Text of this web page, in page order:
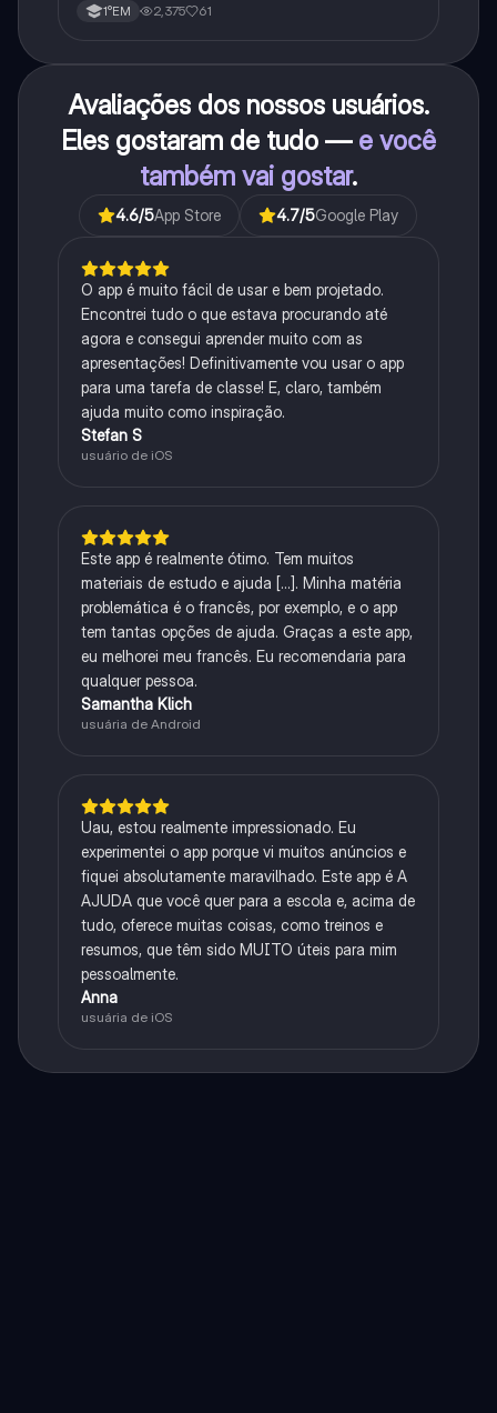
1°EM 2,375 61
Avaliações dos nossos usuários.
Eles gostaram de tudo — e você
também vai gostar.
4.6/5App Store 4.7/5Google Play
O app é muito fácil de usar e bem projetado.
Encontrei tudo o que estava procurando até
agora e consegui aprender muito com as
apresentações! Definitivamente vou usar o app
para uma tarefa de classe! E, claro, também
ajuda muito como inspiração.
Stefan S
usuário de iOS
Este app é realmente ótimo. Tem muitos
materiais de estudo e ajuda [...]. Minha matéria
problemática é o francês, por exemplo, e o app
tem tantas opções de ajuda. Graças a este app,
eu melhorei meu francês. Eu recomendaria para
qualquer pessoa.
Samantha Klich
usuária de Android
Uau, estou realmente impressionado. Eu
experimentei o app porque vi muitos anúncios e
fiquei absolutamente maravilhado. Este app é A
AJUDA que você quer para a escola e, acima de
tudo, oferece muitas coisas, como treinos e
resumos, que têm sido MUITO úteis para mim
pessoalmente.
Anna
usuária de iOS